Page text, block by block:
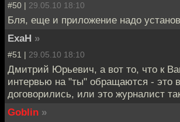
#50 | 29.05.10 18:10
Бля, еще и приложение надо
ExaH »
#51 | 29.05.10 18:10
Дмитрий Юрьевич, а вот то, что к
интервью на "ты" обращаются - это
договорились, или это журналист
Goblin »